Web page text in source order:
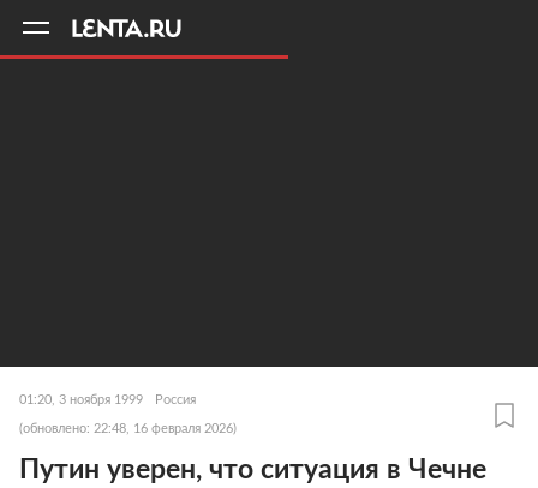
01:20, 3 ноября 1999 Россия
(обновлено: 22:48, 16 февраля 2026)
Путин уверен, что ситуация в Чечне